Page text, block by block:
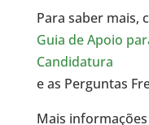
Para saber mais,
Guia de Apoio
Candidatura
e as Perguntas
Mais